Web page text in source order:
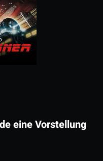
eine Vorstellung